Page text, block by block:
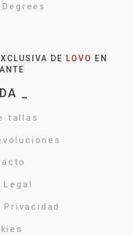
DE LOVO
EN
_
tallas